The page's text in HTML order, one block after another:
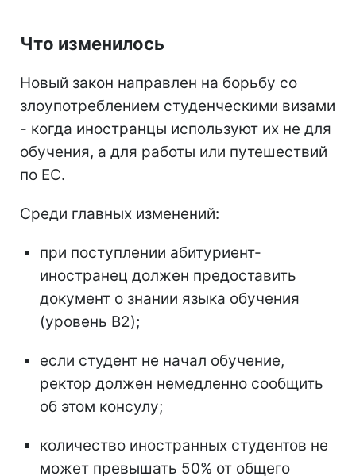
Что изменилось
Новый закон направлен на борьбу со
злоупотреблением студенческими визами
- когда иностранцы используют их не для
обучения, а для работы или путешествий
по ЕС.
Среди главных изменений:
при поступлении абитуриент-
иностранец должен предоставить
документ о знании языка обучения
(уровень B2);
если студент не начал обучение,
ректор должен немедленно сообщить
об этом консулу;
количество иностранных студентов не
может превышать 50% от общего